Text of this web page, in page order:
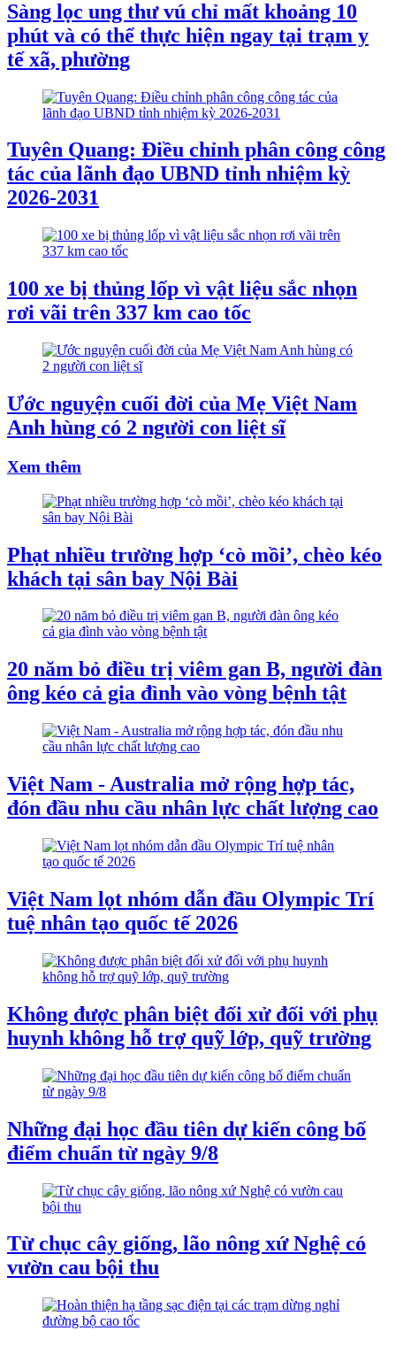
Sàng lọc ung thư vú chỉ mất khoảng 10
phút và có thể thực hiện ngay tại trạm y
tế xã, phường
Tuyên Quang: Điều chỉnh phân công công
tác của lãnh đạo UBND tỉnh nhiệm kỳ
2026-2031
100 xe bị thủng lốp vì vật liệu sắc nhọn
rơi vãi trên 337 km cao tốc
Ước nguyện cuối đời của Mẹ Việt Nam
Anh hùng có 2 người con liệt sĩ
Xem thêm
Phạt nhiều trường hợp ‘cò mồi’, chèo kéo
khách tại sân bay Nội Bài
20 năm bỏ điều trị viêm gan B, người đàn
ông kéo cả gia đình vào vòng bệnh tật
Việt Nam - Australia mở rộng hợp tác,
đón đầu nhu cầu nhân lực chất lượng cao
Việt Nam lọt nhóm dẫn đầu Olympic Trí
tuệ nhân tạo quốc tế 2026
Không được phân biệt đối xử đối với phụ
huynh không hỗ trợ quỹ lớp, quỹ trường
Những đại học đầu tiên dự kiến công bố
điểm chuẩn từ ngày 9/8
Từ chục cây giống, lão nông xứ Nghệ có
vườn cau bội thu